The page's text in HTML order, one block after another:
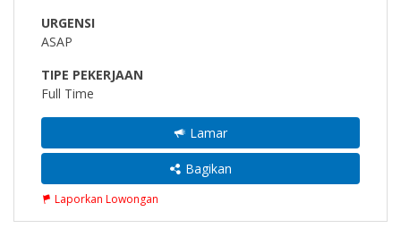
URGENSI
ASAP
TIPE PEKERJAAN
Full Time
Lamar
Bagikan
Laporkan Lowongan